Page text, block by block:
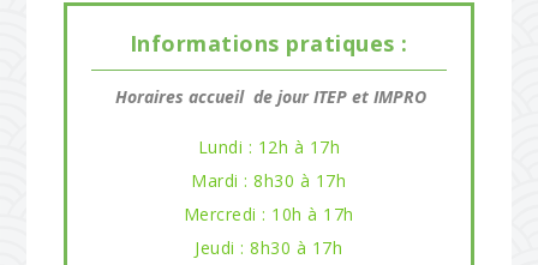
L’ITEP
Situé à Trèbes, il bénéficie d’un agrément pour 54
enfants, adolescents et jeunes majeurs, uniquement
Le SESSAD
Situé à Carcassonne, il bénéficie d’un agrément de
20 places mixtes pour les enfants et
écoles, collèges ou lycées de Carcassonne et de ses
Il a pour missions de :
Informations pratiques :
Horaires accueil de jour ITEP et IMPRO
Lundi : 12h à 17h
Mardi : 8h30 à 17h
Mercredi : 10h à 17h
Jeudi : 8h30 à 17h